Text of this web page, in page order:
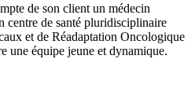
de son client un médecin
centre de santé pluridisciplinaire
et de Réadaptation Oncologique
une équipe jeune et dynamique.